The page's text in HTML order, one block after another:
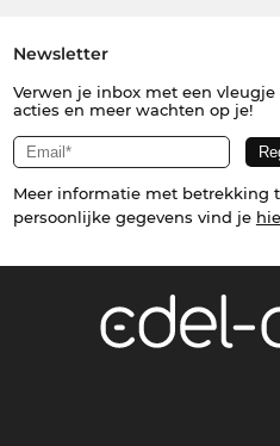
Newsletter
Verwen je inbox met een vleugje
acties en meer wachten op je!
Meer informatie met betrekking
persoonlijke gegevens vind je